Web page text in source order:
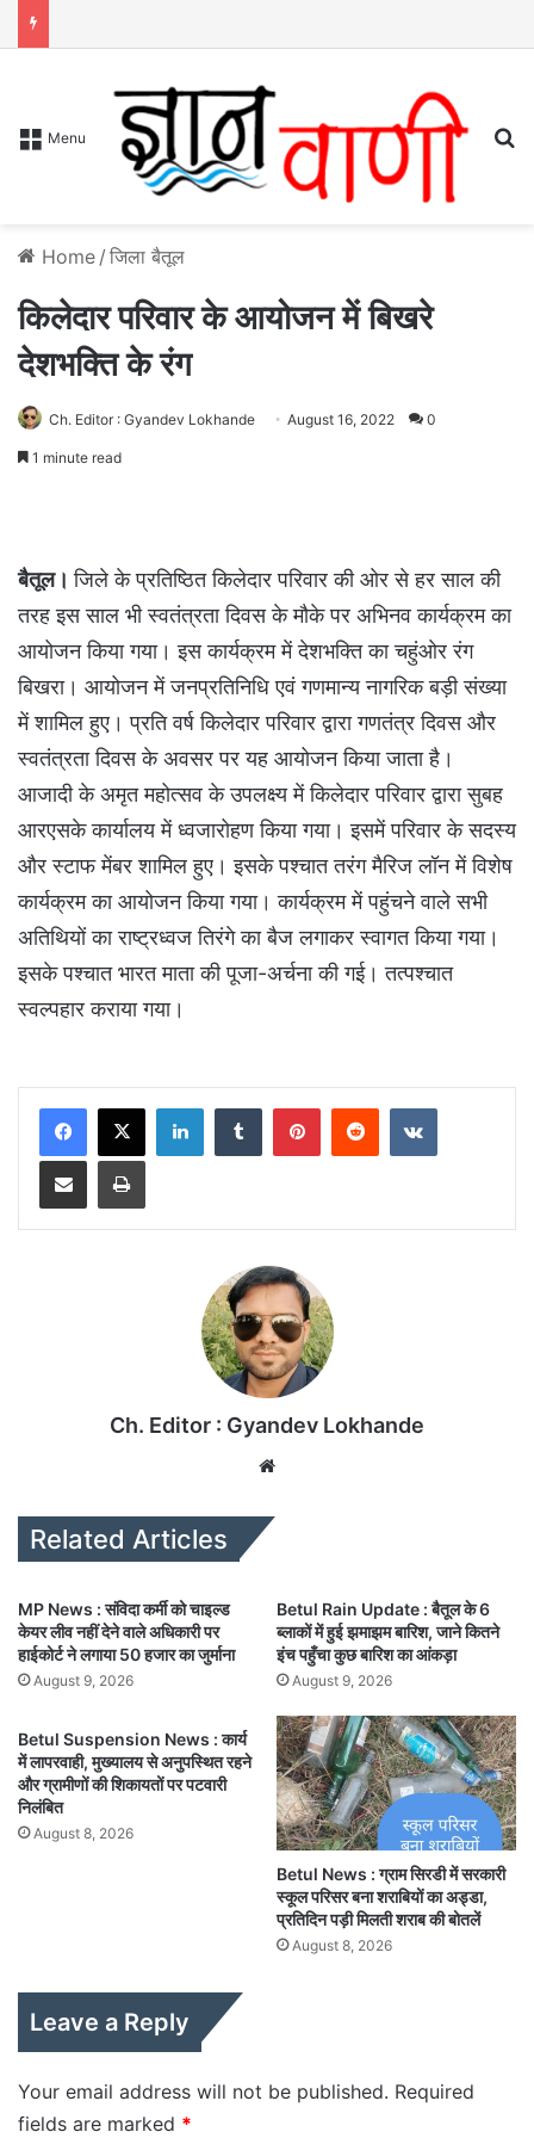
Menu
Home / जिला बैतूल
किलेदार परिवार के आयोजन में बिखरे
देशभक्ति के रंग
Ch. Editor : Gyandev Lokhande August 16, 2022 0
1 minute read
बैतूल।जिले के प्रतिष्ठित किलेदार परिवार की ओर से हर साल की
तरह इस साल भी स्वतंत्रता दिवस के मौके पर अभिनव कार्यक्रम का
आयोजन किया गया। इस कार्यक्रम में देशभक्ति का चहुंओर रंग
बिखरा। आयोजन में जनप्रतिनिधि एवं गणमान्य नागरिक बड़ी संख्या
में शामिल हुए। प्रति वर्ष किलेदार परिवार द्वारा गणतंत्र दिवस और
स्वतंत्रता दिवस के अवसर पर यह आयोजन किया जाता है।
आजादी के अमृत महोत्सव के उपलक्ष्य में किलेदार परिवार द्वारा सुबह
आरएसके कार्यालय में ध्वजारोहण किया गया। इसमें परिवार के सदस्य
और स्टाफ मेंबर शामिल हुए। इसके पश्चात तरंग मैरिज लॉन में विशेष
कार्यक्रम का आयोजन किया गया। कार्यक्रम में पहुंचने वाले सभी
अतिथियों का राष्ट्रध्वज तिरंगे का बैज लगाकर स्वागत किया गया।
इसके पश्चात भारत माता की पूजा-अर्चना की गई। तत्पश्चात
स्वल्पहार कराया गया।
Ch. Editor : Gyandev Lokhande
Related Articles
MP News : संविदा कर्मी को चाइल्ड
केयर लीव नहीं देने वाले अधिकारी पर
हाईकोर्ट ने लगाया 50 हजार का जुर्माना
August 9, 2026
Betul Rain Update : बैतूल के 6
ब्लाकों में हुई झमाझम बारिश, जाने कितने
इंच पहुँचा कुछ बारिश का आंकड़ा
August 9, 2026
Betul Suspension News : कार्य
में लापरवाही, मुख्यालय से अनुपस्थित रहने
और ग्रामीणों की शिकायतों पर पटवारी
निलंबित
August 8, 2026
Betul News : ग्राम सिरडी में सरकारी
स्कूल परिसर बना शराबियों का अड्डा,
प्रतिदिन पड़ी मिलती शराब की बोतलें
August 8, 2026
Leave a Reply
Your email address will not be published. Required
fields are marked *